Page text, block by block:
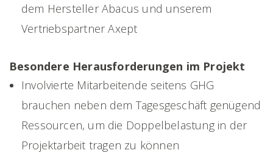
dem Hersteller Abacus und unserem
Vertriebspartner Axept
Besondere Herausforderungen im Projekt
Involvierte Mitarbeitende seitens GHG
brauchen neben dem Tagesgeschäft genügend
Ressourcen, um die Doppelbelastung in der
Projektarbeit tragen zu können